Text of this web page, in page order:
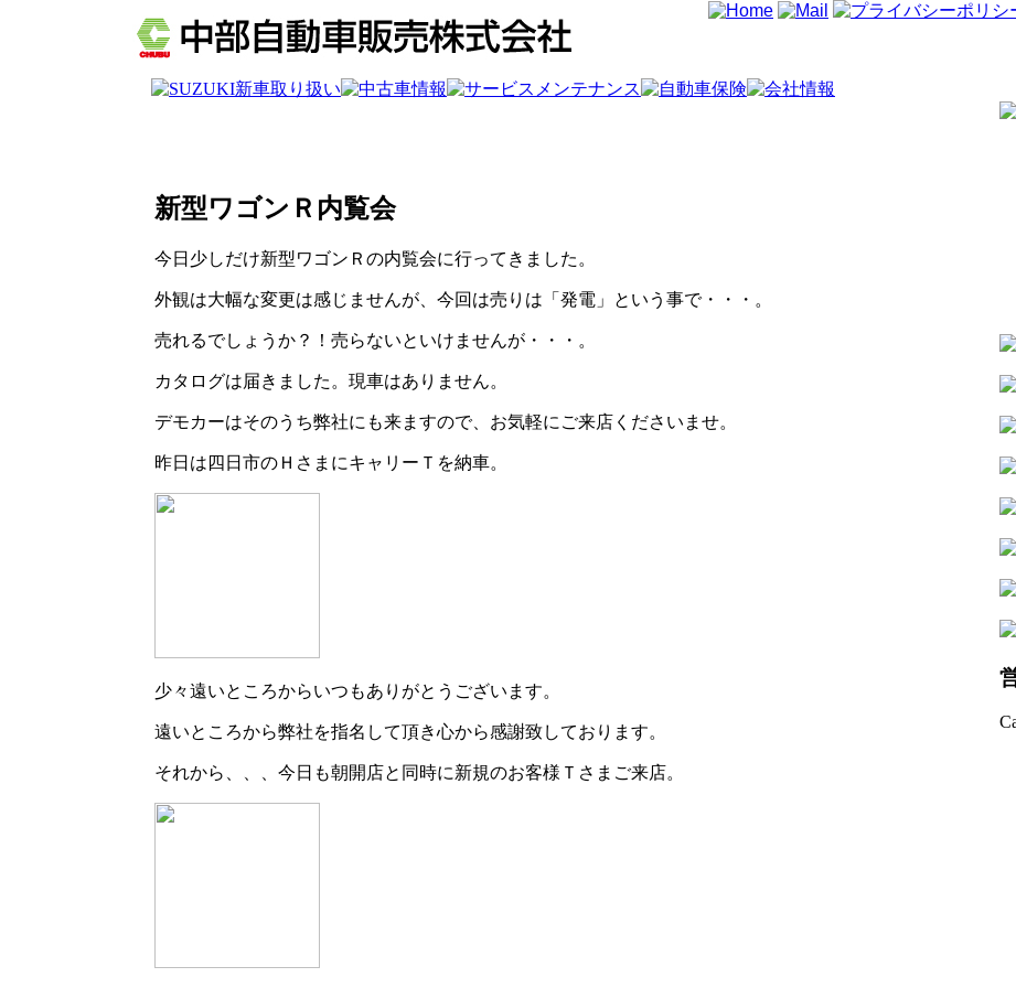
新型ワゴンＲ内覧会
今日少しだけ新型ワゴンＲの内覧会に行ってきました。
外観は大幅な変更は感じませんが、今回は売りは「発電」という事で・・・。
売れるでしょうか？！売らないといけませんが・・・。
カタログは届きました。現車はありません。
デモカーはそのうち弊社にも来ますので、お気軽にご来店くださいませ。
昨日は四日市のＨさまにキャリーＴを納車。
少々遠いところからいつもありがとうございます。
遠いところから弊社を指名して頂き心から感謝致しております。
それから、、、今日も朝開店と同時に新規のお客様Ｔさまご来店。